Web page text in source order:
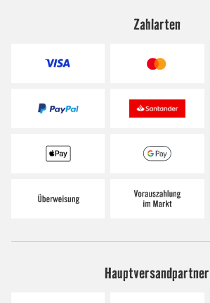
Zahlarten
Hauptversandpartner